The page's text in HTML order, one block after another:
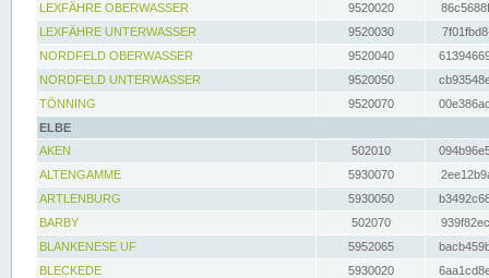
LEXFÄHRE OBERWASSER
9520020
LEXFÄHRE UNTERWASSER
9520030
NORDFELD OBERWASSER
9520040
NORDFELD UNTERWASSER
9520050
TÖNNING
9520070
ELBE
AKEN
502010
ALTENGAMME
5930070
ARTLENBURG
5930050
BARBY
502070
BLANKENESE UF
5952065
BLECKEDE
5930020